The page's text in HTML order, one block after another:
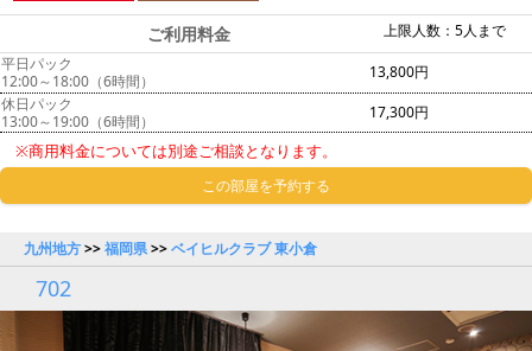
上限人数：5人まで
ご利用料金
平日パック
12:00～18:00（6時間）
13,800円
休日パック
13:00～19:00（6時間）
17,300円
※商用料金については別途ご相談となります。
この部屋を予約する
九州地方>>福岡県>>ベイヒルクラブ 東小倉
702